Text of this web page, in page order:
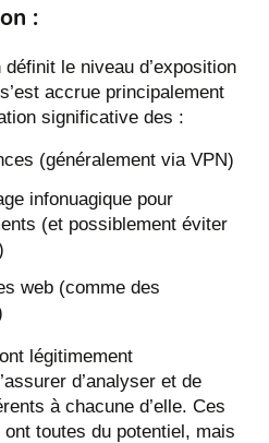
:
le niveau d’exposition
accrue principalement
significative des :
(généralement via VPN)
infonuagique pour
(et possiblement éviter
web (comme des
légitimement
d’analyser et de
à chacune d’elle. Ces
toutes du potentiel, mais